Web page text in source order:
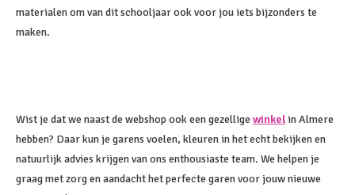
materialen om van dit schooljaar ook voor jou iets bijzonders te
maken.
Wist je dat we naast de webshop ook een gezellige winkelin Almere
hebben? Daar kun je garens voelen, kleuren in het echt bekijken en
natuurlijk advies krijgen van ons enthousiaste team. We helpen je
graag met zorg en aandacht het perfecte garen voor jouw nieuwe